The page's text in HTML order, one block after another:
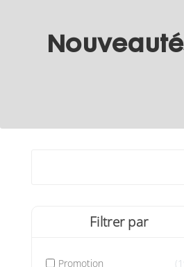
Filtrer par
Promotion